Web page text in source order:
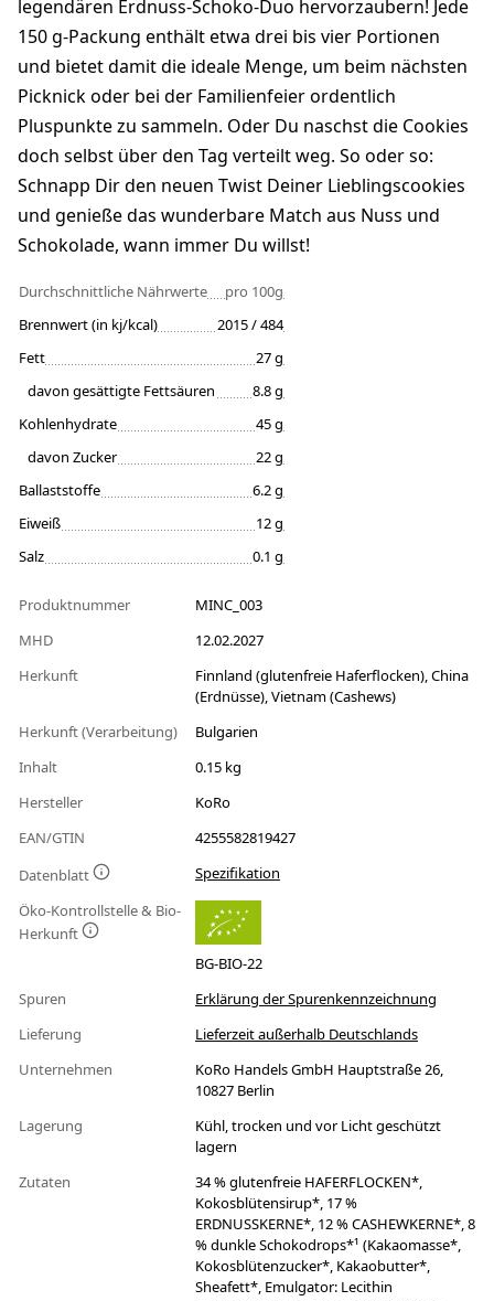
legendären Erdnuss-Schoko-Duo hervorzaubern! Jede
150 g-Packung enthält etwa drei bis vier Portionen
und bietet damit die ideale Menge, um beim nächsten
Picknick oder bei der Familienfeier ordentlich
Pluspunkte zu sammeln. Oder Du naschst die Cookies
doch selbst über den Tag verteilt weg. So oder so:
Schnapp Dir den neuen Twist Deiner Lieblingscookies
und genieße das wunderbare Match aus Nuss und
Schokolade, wann immer Du willst!
Durchschnittliche Nährwerte
pro 100g
Brennwert (in kj/kcal)
2015 / 484
Fett
27 g
davon gesättigte Fettsäuren
8.8 g
Kohlenhydrate
45 g
davon Zucker
22 g
Ballaststoffe
6.2 g
Eiweiß
12 g
Salz
0.1 g
Produktnummer
MINC_003
MHD
12.02.2027
Herkunft
Finnland (glutenfreie Haferflocken), China
(Erdnüsse), Vietnam (Cashews)
Herkunft (Verarbeitung)
Bulgarien
Inhalt
0.15 kg
Hersteller
KoRo
EAN/GTIN
4255582819427
Datenblatt
Spezifikation
Öko-Kontrollstelle & Bio-
Herkunft
BG-BIO-22
Spuren
Erklärung der Spurenkennzeichnung
Lieferung
Lieferzeit außerhalb Deutschlands
Unternehmen
KoRo Handels GmbH Hauptstraße 26,
10827 Berlin
Lagerung
Kühl, trocken und vor Licht geschützt
lagern
Zutaten
34 % glutenfreie HAFERFLOCKEN*,
Kokosblütensirup*, 17 %
ERDNUSSKERNE*, 12 % CASHEWKERNE*, 8
% dunkle Schokodrops*¹ (Kakaomasse*,
Kokosblütenzucker*, Kakaobutter*,
Sheafett*, Emulgator: Lecithin